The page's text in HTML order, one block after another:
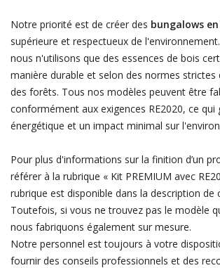
Notre priorité est de créer des bungalows
supérieure et respectueux de
nous n'utilisons que des essences de bois
manière durable et selon des normes strictes
des forêts. Tous nos modèles peuvent être
conformément aux exigences RE2020, ce
énergétique et un impact minimal sur
Pour plus d'informations sur la finition d’un
référer à la rubrique « Kit PREMIUM avec
rubrique est disponible dans la description de
Toutefois, si vous ne trouvez pas le modèle
nous fabriquons également sur mesure.
Notre personnel est toujours à votre
fournir des conseils professionnels et des